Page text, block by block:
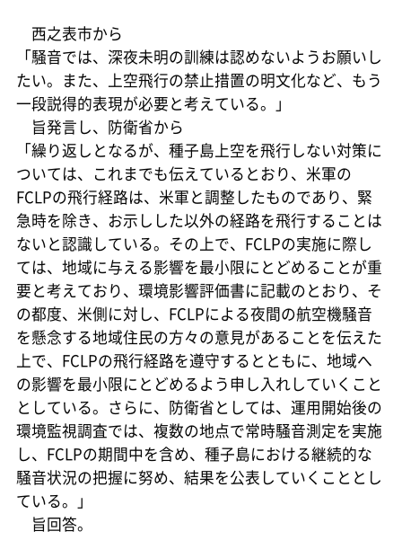
西之表市から
「騒音では、深夜未明の訓練は認めないようお願いし
たい。また、上空飛行の禁止措置の明文化など、もう
一段説得的表現が必要と考えている。」
旨発言し、防衛省から
「繰り返しとなるが、種子島上空を飛行しない対策に
ついては、これまでも伝えているとおり、米軍の
FCLPの飛行経路は、米軍と調整したものであり、緊
急時を除き、お示しした以外の経路を飛行することは
ないと認識している。その上で、FCLPの実施に際し
ては、地域に与える影響を最小限にとどめることが重
要と考えており、環境影響評価書に記載のとおり、そ
の都度、米側に対し、FCLPによる夜間の航空機騒音
を懸念する地域住民の方々の意見があることを伝えた
上で、FCLPの飛行経路を遵守するとともに、地域へ
の影響を最小限にとどめるよう申し入れしていくこと
としている。さらに、防衛省としては、運用開始後の
環境監視調査では、複数の地点で常時騒音測定を実施
し、FCLPの期間中を含め、種子島における継続的な
騒音状況の把握に努め、結果を公表していくこととし
ている。」
旨回答。